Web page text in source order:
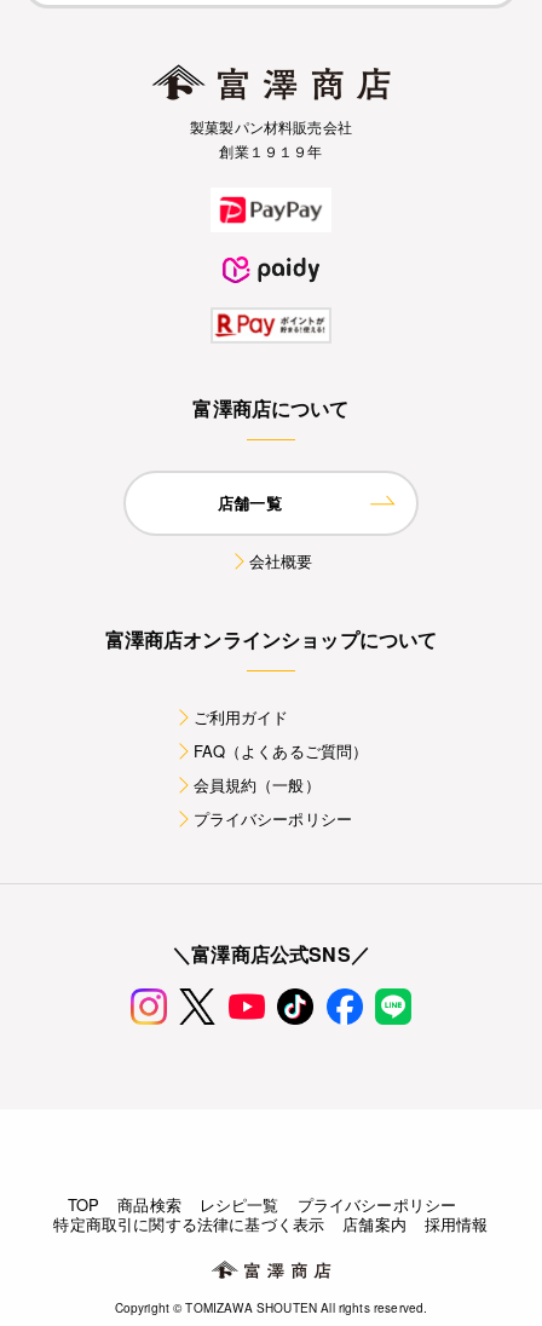
製菓製パン材料販売会社
創業１９１９年
富澤商店について
店舗一覧
会社概要
富澤商店オンラインショップについて
ご利用ガイド
FAQ（よくあるご質問）
会員規約（一般）
プライバシーポリシー
＼富澤商店公式SNS／
TOP 商品検索 レシピ一覧
プライバシーポリシー
特定商取引に関する法律に基づく表示
店舗案内 採用情報
Copyright © TOMIZAWA SHOUTEN All rights reserved.